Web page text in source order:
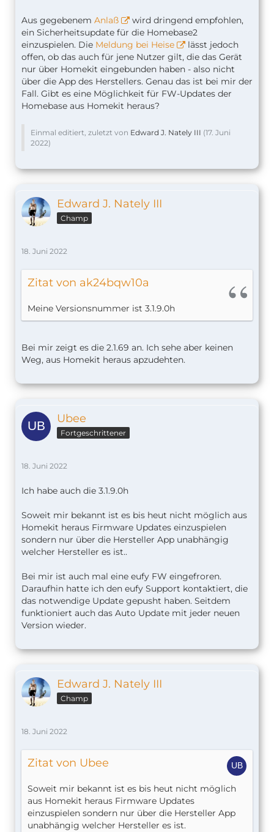
Aus gegebenem Anlaß
wird dringend empfohlen,
ein Sicherheitsupdate für die Homebase2
einzuspielen. Die Meldung bei Heise
lässt jedoch
offen, ob das auch für jene Nutzer gilt, die das Gerät
nur über Homekit eingebunden haben - also nicht
über die App des Herstellers. Genau das ist bei mir der
Fall. Gibt es eine Möglichkeit für FW-Updates der
Homebase aus Homekit heraus?
Einmal editiert, zuletzt von Edward J. Nately III (17. Juni
2022)
Edward J. Nately III
Champ
18. Juni 2022
Zitat von ak24bqw10a
Meine Versionsnummer ist 3.1.9.0h
Bei mir zeigt es die 2.1.69 an. Ich sehe aber keinen
Weg, aus Homekit heraus apzudehten.
Ubee
Fortgeschrittener
18. Juni 2022
Ich habe auch die 3.1.9.0h
Soweit mir bekannt ist es bis heut nicht möglich aus
Homekit heraus Firmware Updates einzuspielen
sondern nur über die Hersteller App unabhängig
welcher Hersteller es ist..
Bei mir ist auch mal eine eufy FW eingefroren.
Daraufhin hatte ich den eufy Support kontaktiert, die
das notwendige Update gepusht haben. Seitdem
funktioniert auch das Auto Update mit jeder neuen
Version wieder.
Edward J. Nately III
Champ
18. Juni 2022
Zitat von Ubee
Soweit mir bekannt ist es bis heut nicht möglich
aus Homekit heraus Firmware Updates
einzuspielen sondern nur über die Hersteller App
unabhängig welcher Hersteller es ist.